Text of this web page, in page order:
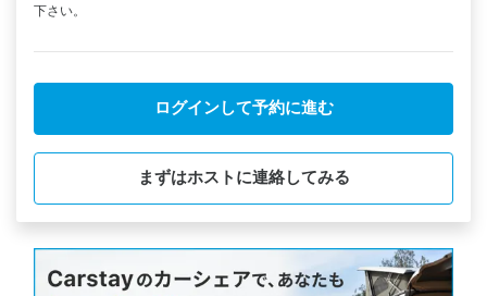
下さい。
ログインして予約に進む
まずはホストに連絡してみる